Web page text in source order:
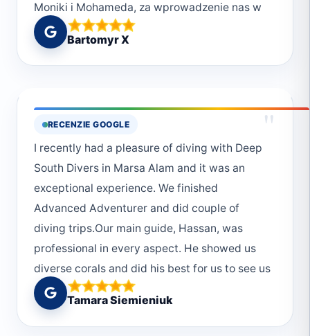
Moniki i Mohameda, za wprowadzenie nas w
podwodny świat, w bardzo komfortowych
warunkach 😉. Niebawem wracamy do was,
nabierać kolejnych doświadczeń!
Bartomyr X
RECENZIE GOOGLE "
I recently had a pleasure of diving with Deep
South Divers in Marsa Alam and it was an
exceptional experience. We finished
Advanced Adventurer and did couple of
diving trips.Our main guide, Hassan, was
professional in every aspect. He showed us
diverse corals and did his best for us to see us
much as possible.We saw dolphins, baby
white type reef shark, dugong, two mating
turtles, sand ray, blue stingrays, Napoleon
Tamara Siemieniuk